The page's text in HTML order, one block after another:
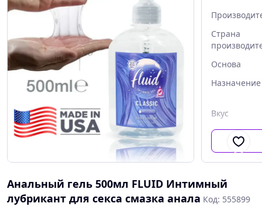
Страна
Основа
Назначение
Вкус
Анальный гель 500мл FLUID Интимный
лубрикант для секса смазка анала Код: 555899